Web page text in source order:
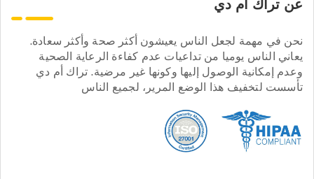
عن تراك ام دي
نحن في مهمة لجعل الناس يعيشون أكثر صحة وأكثر سعادة.
يعاني الناس يوميا من تداعيات عدم كفاءة الرعاية الصحية
وعدم إمكانية الوصول إليها وكونها غير مرضية. تراك أم دي
تأسست لتخفيف هذا الوضع المرير، لجميع الناس